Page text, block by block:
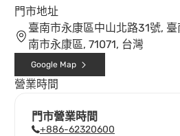
門市地址
臺南市永康區中山北路31號,
南市永康區, 71071, 台灣
Google Map
營業時間
門市營業時間
+886-62320600